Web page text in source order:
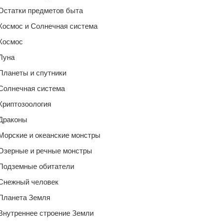
предметов быта
и Солнечная система
и спутники
система
и океанские монстры
и речные монстры
обитатели
человек
Земля
строение Земли